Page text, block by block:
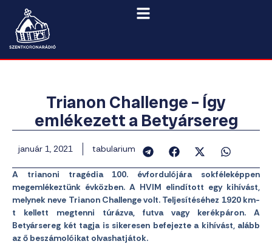
Trianon Challenge – Így
emlékezett a Betyársereg
január 1, 2021 tabularium
A trianoni tragédia 100. évfordulójára sokféleképpen
megemlékeztünk évközben. A HVIM elindított egy kihívást,
melynek neve Trianon Challenge volt. Teljesítéséhez 1920 km-
t kellett megtenni túrázva, futva vagy kerékpáron. A
Betyársereg két tagja is sikeresen befejezte a kihívást, alább
az ő beszámolóikat olvashatjátok.